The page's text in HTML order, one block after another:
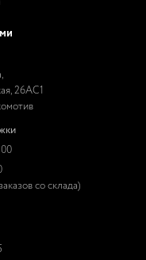
26АС1
со склада)